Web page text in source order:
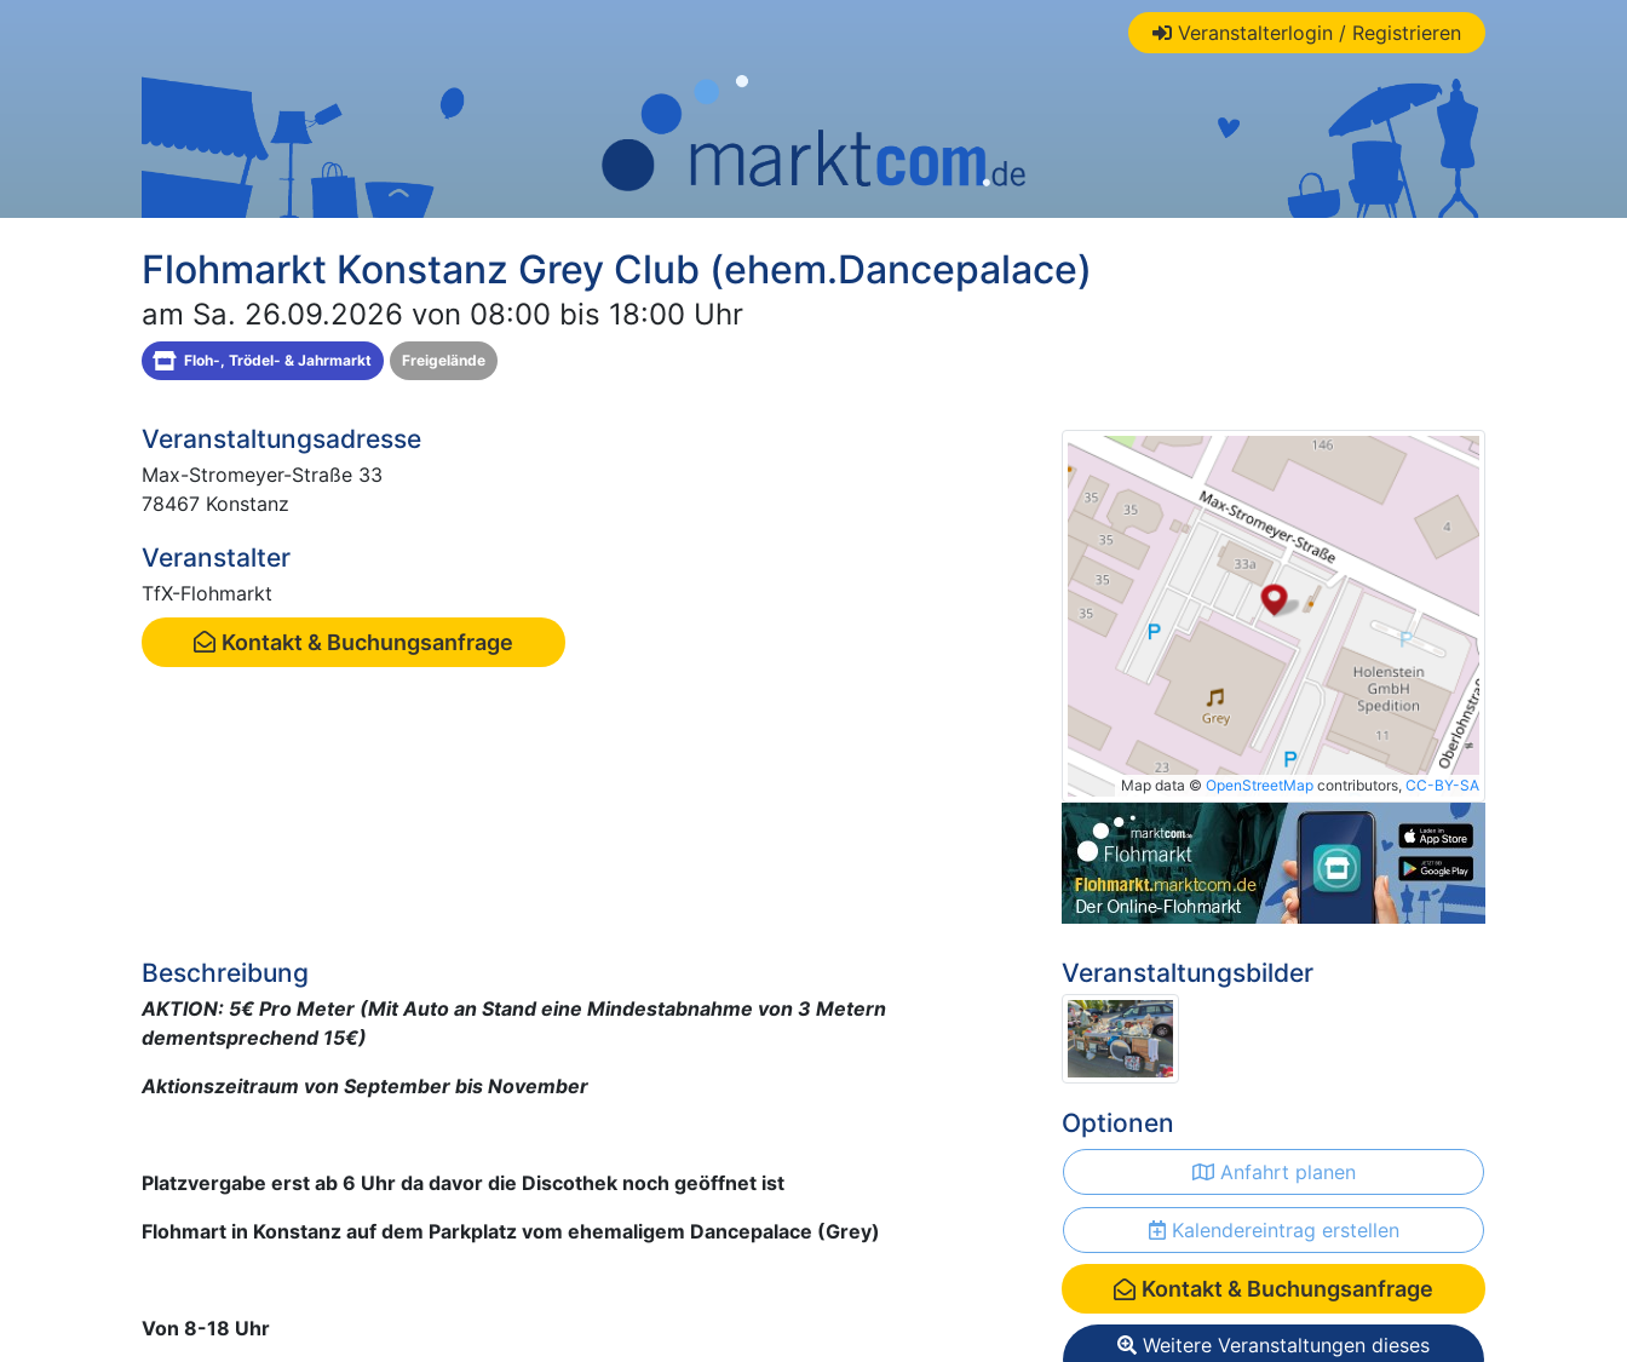
Veranstalterlogin / Registrieren
Flohmarkt Konstanz Grey Club (ehem.Dancepalace)
am Sa. 26.09.2026 von 08:00 bis 18:00 Uhr
Floh-, Trödel- & Jahrmarkt Freigelände
Veranstaltungsadresse
Max-Stromeyer-Straße 33
78467 Konstanz
Veranstalter
TfX-Flohmarkt
Kontakt & Buchungsanfrage
Map data © OpenStreetMap contributors, CC-BY-SA
Beschreibung
AKTION: 5€ Pro Meter (Mit Auto an Stand eine Mindestabnahme von 3 Metern
dementsprechend 15€)
Aktionszeitraum von September bis November
Platzvergabe erst ab 6 Uhr da davor die Discothek noch geöffnet ist
Flohmart in Konstanz auf dem Parkplatz vom ehemaligem Dancepalace (Grey)
Von 8-18 Uhr
Veranstaltungsbilder
Optionen
Anfahrt planen
Kalendereintrag erstellen
Kontakt & Buchungsanfrage
Weitere Veranstaltungen dieses